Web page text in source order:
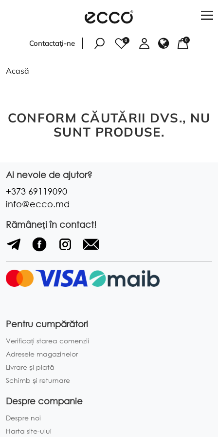
PENTRU CUMPĂRĂTORI
Verificați starea comenzii
Adresele magazinelor
Livrare și plată
Schimb și returnare
DESPRE COMPANIE
Despre noi
Harta site-ului
Termeni și condiții
Politica de confidențialitate
Contactaţi-ne 0 0
Acasă
CONFORM CĂUTĂRII DVS., NU
SUNT PRODUSE.
Ai nevoie de ajutor?
+373 69119090
info@ecco.md
Rămâneți în contact!
Pentru cumpărători
Verificați starea comenzii
Adresele magazinelor
Livrare și plată
Schimb și returnare
Despre companie
Despre noi
Harta site-ului